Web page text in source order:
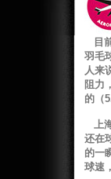
目
羽毛
人来
阻力
的（
上
还在
的一
球速